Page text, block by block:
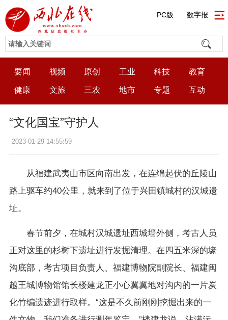
PC版 数字报
要闻 视频 原创 工业 科技 教育
健康 文旅 三农 地市 专题 互动
“文化国宝”守护人
2023-01-29 14:55:59
从福建武夷山市区向南出发，在连绵起伏的丘陵山
路上驱车约40公里，就来到了位于兴田镇城村的汉城遗
址。
春节前夕，在城村汉城遗址西城墙外侧，考古人员
正对这里的杉树下遗址进行发掘清理。在四五米深的壕
沟底部，考古项目负责人、福建博物院副院长、福建闽
越王城博物馆馆长楼建龙正小心翼翼地对沟内的一片炭
化竹编遗迹进行取样。“这是不久前刚刚挖掘出来的一